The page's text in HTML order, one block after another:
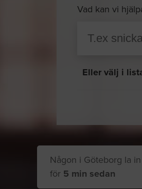
Vad kan vi
Eller välj i
Någon i Göteborg la
för 5 min sedan